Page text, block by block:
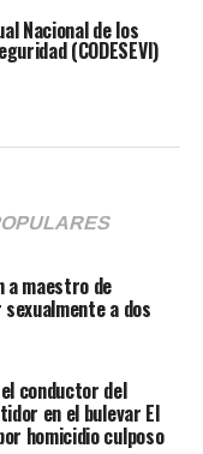
Nacional de los
(CODESEVI)
a maestro de
a dos
conductor del
en el bulevar El
homicidio culposo